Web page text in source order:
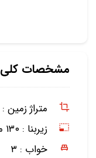
مشخصات کلی
متراژ زمین :
زیربنا : ۱۳۰ متر
خواب : ۳